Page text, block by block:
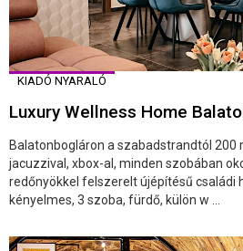
KIADÓ NYARALÓ
Luxury Wellness Home
Balatonbogláron a szabadstrandtól 200
jacuzzival, xbox-al, minden szobában
redőnyökkel felszerelt újépítésű családi
kényelmes, 3 szoba, fürdő, külön w ...